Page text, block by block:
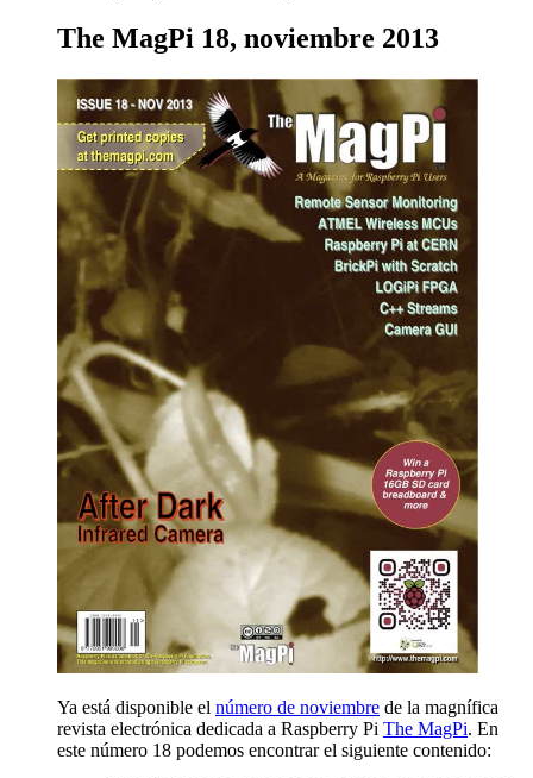
The MagPi 18, noviembre 2013
Ya está disponible el número de noviembre de la magnífica
revista electrónica dedicada a Raspberry Pi The MagPi. En
este número 18 podemos encontrar el siguiente contenido: